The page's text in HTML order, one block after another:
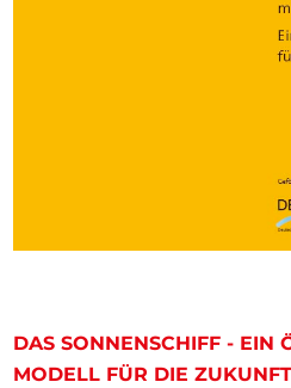
DAS SONNENSCHIFF - EIN
MODELL FÜR DIE ZUKUNFT